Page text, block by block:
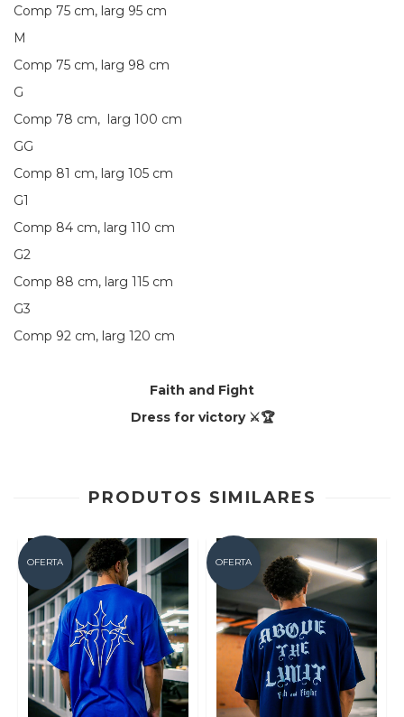
Comp 75 cm, larg 95 cm
M
Comp 75 cm, larg 98 cm
G
Comp 78 cm, larg 100 cm
GG
Comp 81 cm, larg 105 cm
G1
Comp 84 cm, larg 110 cm
G2
Comp 88 cm, larg 115 cm
G3
Comp 92 cm, larg 120 cm
Faith and Fight
Dress for victory ⚔️🏆
PRODUTOS SIMILARES
OFERTA OFERTA